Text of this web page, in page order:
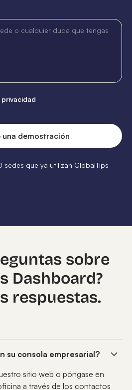
sedes que ya utilizan GlobalTips
sobre
Dashboard?
respuestas.
su consola empresarial?
sitio web o póngase en
a través de los contactos